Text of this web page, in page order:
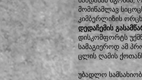
მომიწამლავ
კიმბერლიზის
დედაჩემის
დისკომფორტს
სამაგიეროდ ამ
ცლის ღამის
უბადლო